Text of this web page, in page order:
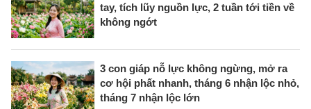
tay, tích lũy nguồn lực, 2 tuần tới tiền về
không ngớt
3 con giáp nỗ lực không ngừng, mở ra
cơ hội phất nhanh, tháng 6 nhận lộc nhỏ,
tháng 7 nhận lộc lớn